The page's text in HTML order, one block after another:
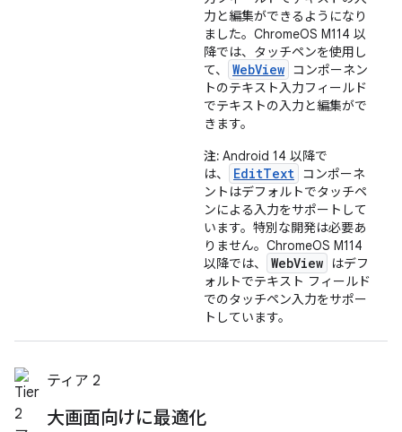
力と編集ができるようになり
ました。ChromeOS M114 以
降では、タッチペンを使用し
て、
WebView コンポーネン
トのテキスト入力フィールド
でテキストの入力と編集がで
きます。
注: Android 14 以降で
は、
EditText コンポーネ
ントはデフォルトでタッチペ
ンによる入力をサポートして
います。特別な開発は必要あ
りません。ChromeOS M114
以降では、
WebView
はデフ
ォルトでテキスト フィールド
でのタッチペン入力をサポー
トしています。
ティア 2
大画面向けに最適化